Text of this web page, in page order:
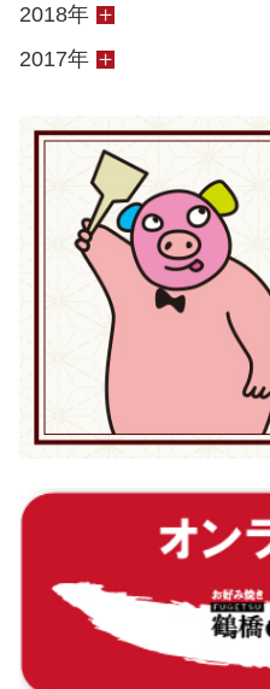
2018年
2017年